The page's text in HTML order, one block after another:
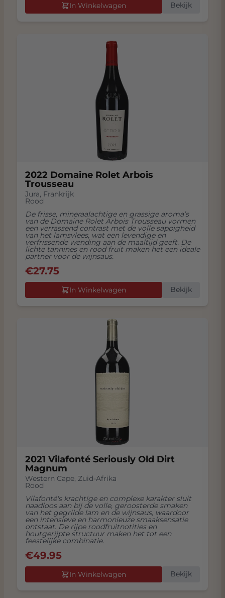
In Winkelwagen Bekijk
2022 Domaine Rolet Arbois
Trousseau
Jura, Frankrijk
Rood
De frisse, mineraalachtige en grassige aroma’s
van de Domaine Rolet Arbois Trousseau vormen
een verrassend contrast met de volle sappigheid
van het lamsvlees, wat een levendige en
verfrissende wending aan de maaltijd geeft. De
lichte tannines en rood fruit maken het een ideale
partner voor de wijnsaus.
€27.75
In Winkelwagen Bekijk
2021 Vilafonté Seriously Old Dirt
Magnum
Western Cape, Zuid-Afrika
Rood
Vilafonté's krachtige en complexe karakter sluit
naadloos aan bij de volle, geroosterde smaken
van het gegrilde lam en de wijnsaus, waardoor
een intensieve en harmonieuze smaaksensatie
ontstaat. De rijpe roodfruitnotities en
houtgerijpte structuur maken het tot een
feestelijke combinatie.
€49.95
In Winkelwagen Bekijk